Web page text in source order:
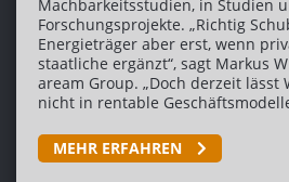
Machbarkeitsstudien, in Studien
Forschungsprojekte. „Richtig
Energieträger aber erst, wenn
staatliche ergänzt“, sagt Markus
aream Group. „Doch derzeit lässt
nicht in rentable
MEHR ERFAHREN